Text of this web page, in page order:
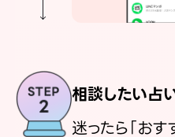
相談したい占
迷ったら「お